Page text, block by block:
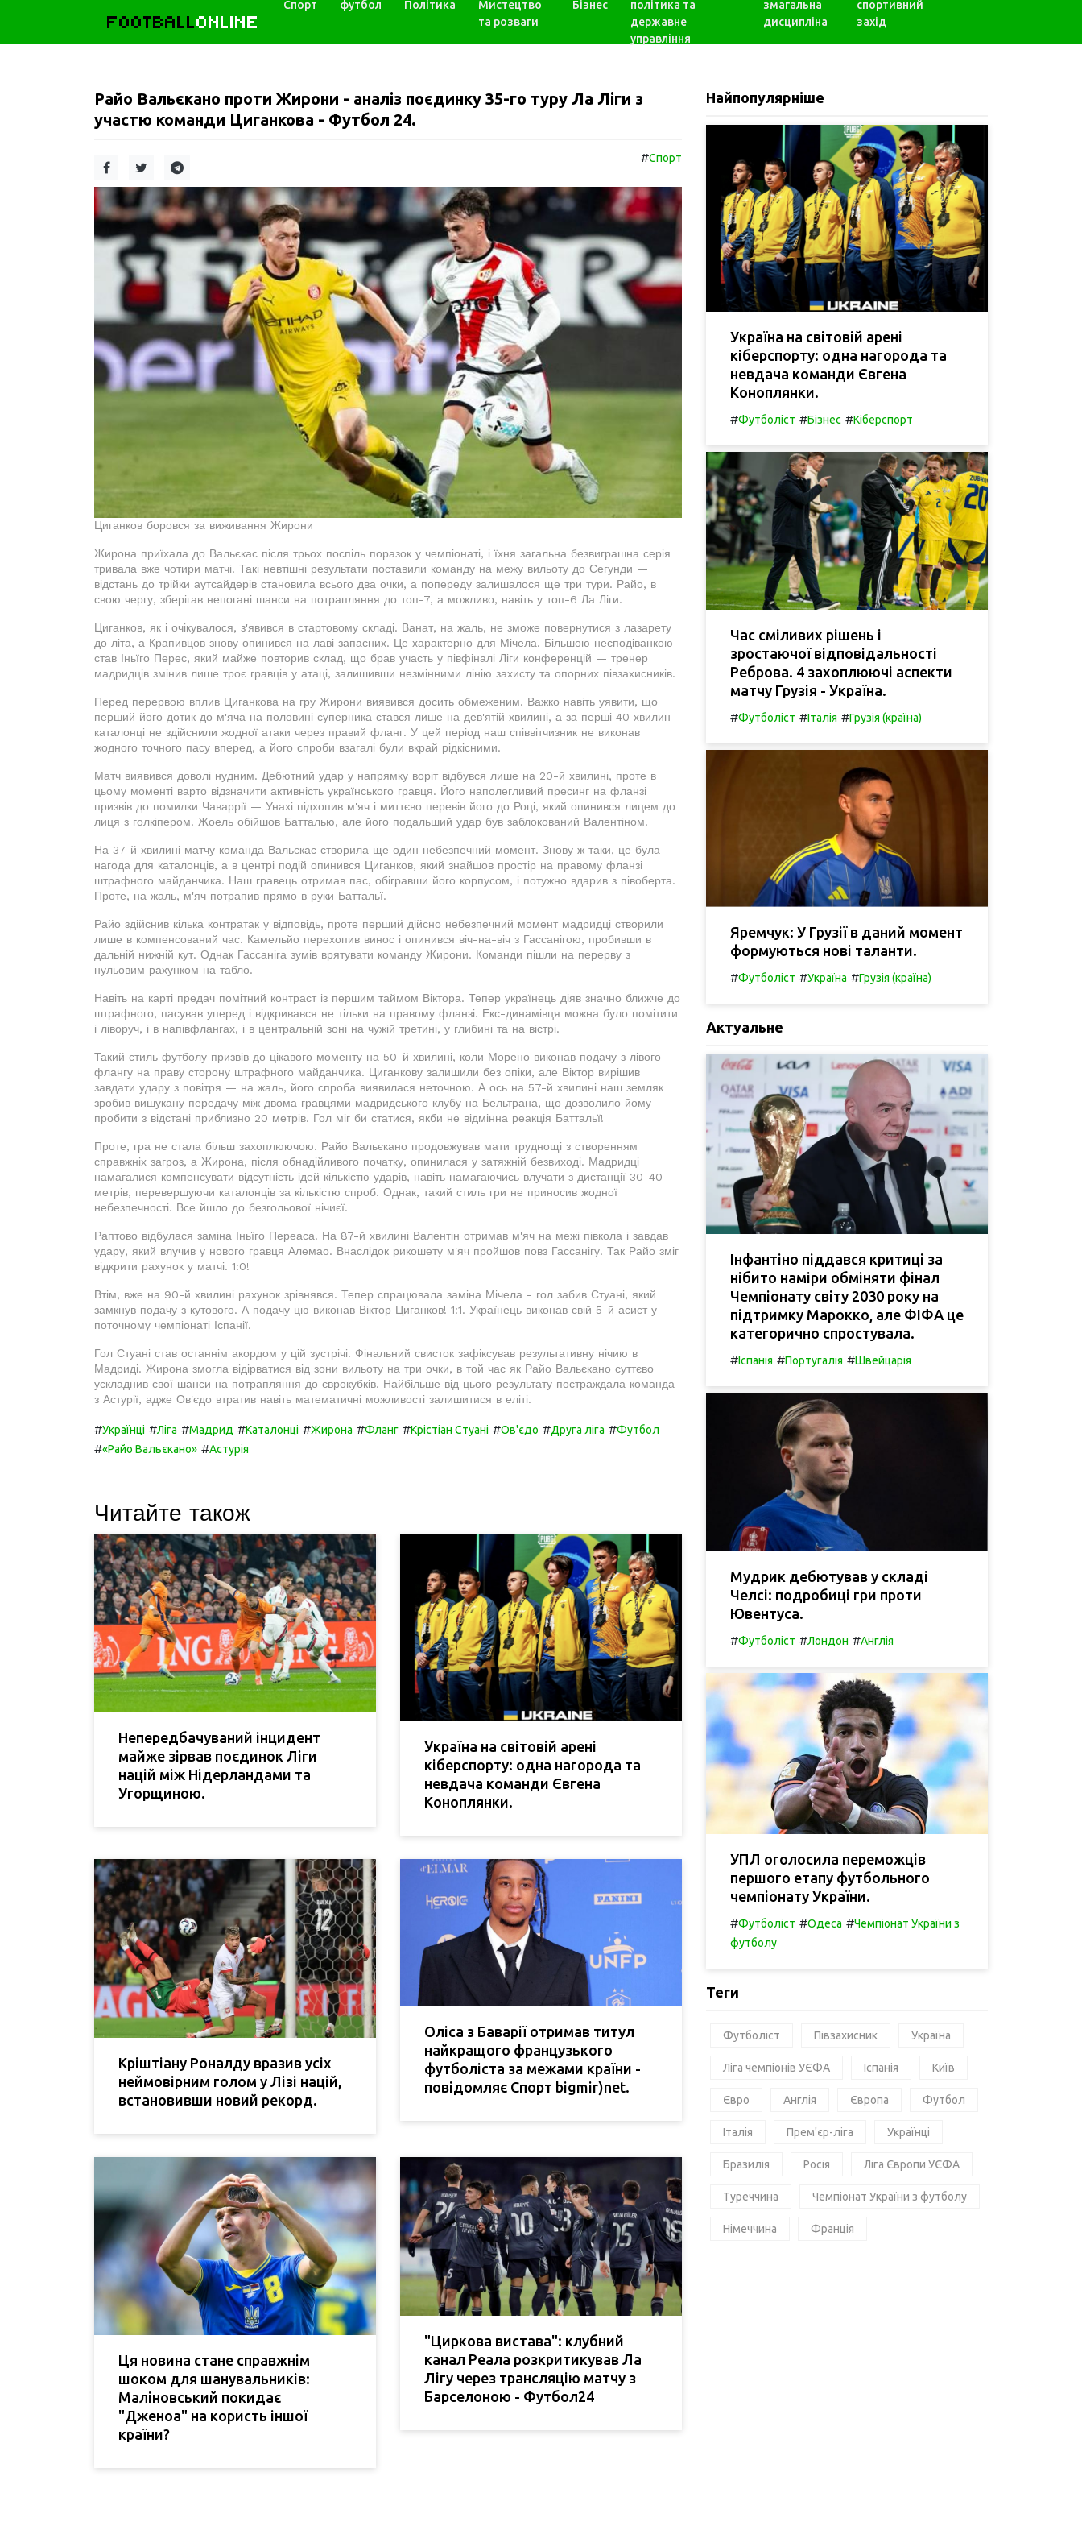
FOOTBALLONLINE
Спорт футбол Політика
Мистецтво
та розваги
Бізнес
політика та
державне
управління
змагальна
дисципліна
спортивний
захід
Райо Вальєкано проти Жирони - аналіз поєдинку 35-го туру Ла Ліги з
участю команди Циганкова - Футбол 24.
#Спорт
Циганков боровся за виживання Жирони
Жирона приїхала до Вальєкас після трьох поспіль поразок у чемпіонаті, і їхня загальна безвиграшна серія
тривала вже чотири матчі. Такі невтішні результати поставили команду на межу вильоту до Сегунди —
відстань до трійки аутсайдерів становила всього два очки, а попереду залишалося ще три тури. Райо, в
свою чергу, зберігав непогані шанси на потрапляння до топ-7, а можливо, навіть у топ-6 Ла Ліги.
Циганков, як і очікувалося, з'явився в стартовому складі. Ванат, на жаль, не зможе повернутися з лазарету
до літа, а Крапивцов знову опинився на лаві запасних. Це характерно для Мічела. Більшою несподіванкою
став Іньїго Перес, який майже повторив склад, що брав участь у півфіналі Ліги конференцій — тренер
мадридців змінив лише троє гравців у атаці, залишивши незмінними лінію захисту та опорних півзахисників.
Перед перервою вплив Циганкова на гру Жирони виявився досить обмеженим. Важко навіть уявити, що
перший його дотик до м'яча на половині суперника стався лише на дев'ятій хвилині, а за перші 40 хвилин
каталонці не здійснили жодної атаки через правий фланг. У цей період наш співвітчизник не виконав
жодного точного пасу вперед, а його спроби взагалі були вкрай рідкісними.
Матч виявився доволі нудним. Дебютний удар у напрямку воріт відбувся лише на 20-й хвилині, проте в
цьому моменті варто відзначити активність українського гравця. Його наполегливий пресинг на фланзі
призвів до помилки Чаваррії — Унахі підхопив м'яч і миттєво перевів його до Році, який опинився лицем до
лиця з голкіпером! Жоель обійшов Батталью, але його подальший удар був заблокований Валентіном.
На 37-й хвилині матчу команда Вальєкас створила ще один небезпечний момент. Знову ж таки, це була
нагода для каталонців, а в центрі подій опинився Циганков, який знайшов простір на правому фланзі
штрафного майданчика. Наш гравець отримав пас, обігравши його корпусом, і потужно вдарив з півоберта.
Проте, на жаль, м'яч потрапив прямо в руки Баттальї.
Райо здійснив кілька контратак у відповідь, проте перший дійсно небезпечний момент мадридці створили
лише в компенсований час. Камельйо перехопив винос і опинився віч-на-віч з Гассанігою, пробивши в
дальній нижній кут. Однак Гассаніга зумів врятувати команду Жирони. Команди пішли на перерву з
нульовим рахунком на табло.
Навіть на карті предач помітний контраст із першим таймом Віктора. Тепер українець діяв значно ближче до
штрафного, пасував уперед і відкривався не тільки на правому фланзі. Екс-динамівця можна було помітити
і ліворуч, і в напівфлангах, і в центральній зоні на чужій третині, у глибині та на вістрі.
Такий стиль футболу призвів до цікавого моменту на 50-й хвилині, коли Морено виконав подачу з лівого
флангу на праву сторону штрафного майданчика. Циганкову залишили без опіки, але Віктор вирішив
завдати удару з повітря — на жаль, його спроба виявилася неточною. А ось на 57-й хвилині наш земляк
зробив вишукану передачу між двома гравцями мадридського клубу на Бельтрана, що дозволило йому
пробити з відстані приблизно 20 метрів. Гол міг би статися, якби не відмінна реакція Баттальї!
Проте, гра не стала більш захоплюючою. Райо Вальєкано продовжував мати труднощі з створенням
справжніх загроз, а Жирона, після обнадійливого початку, опинилася у затяжній безвиході. Мадридці
намагалися компенсувати відсутність ідей кількістю ударів, навіть намагаючись влучати з дистанції 30-40
метрів, перевершуючи каталонців за кількістю спроб. Однак, такий стиль гри не приносив жодної
небезпечності. Все йшло до безгольової нічиєї.
Раптово відбулася заміна Іньїго Переаса. На 87-й хвилині Валентін отримав м'яч на межі півкола і завдав
удару, який влучив у нового гравця Алемао. Внаслідок рикошету м'яч пройшов повз Гассанігу. Так Райо зміг
відкрити рахунок у матчі. 1:0!
Втім, вже на 90-й хвилині рахунок зрівнявся. Тепер спрацювала заміна Мічела - гол забив Стуані, який
замкнув подачу з кутового. А подачу цю виконав Віктор Циганков! 1:1. Українець виконав свій 5-й асист у
поточному чемпіонаті Іспанії.
Гол Стуані став останнім акордом у цій зустрічі. Фінальний свисток зафіксував результативну нічию в
Мадриді. Жирона змогла відірватися від зони вильоту на три очки, в той час як Райо Вальєкано суттєво
ускладнив свої шанси на потрапляння до єврокубків. Найбільше від цього результату постраждала команда
з Астурії, адже Ов'єдо втратив навіть математичні можливості залишитися в еліті.
#Українці #Ліга #Мадрид #Каталонці #Жирона #Фланг #Крістіан Стуані #Ов'єдо #Друга ліга #Футбол
#«Райо Вальєкано» #Астурія
Читайте також
Непередбачуваний інцидент
майже зірвав поєдинок Ліги
націй між Нідерландами та
Угорщиною.
Україна на світовій арені
кіберспорту: одна нагорода та
невдача команди Євгена
Коноплянки.
Кріштіану Роналду вразив усіх
неймовірним голом у Лізі націй,
встановивши новий рекорд.
Оліса з Баварії отримав титул
найкращого французького
футболіста за межами країни -
повідомляє Спорт bigmir)net.
Ця новина стане справжнім
шоком для шанувальників:
Маліновський покидає
"Дженоа" на користь іншої
країни?
"Циркова вистава": клубний
канал Реала розкритикував Ла
Лігу через трансляцію матчу з
Барселоною - Футбол24
Найпопулярніше
Україна на світовій арені
кіберспорту: одна нагорода та
невдача команди Євгена
Коноплянки.
#Футболіст #Бізнес #Кіберспорт
Час сміливих рішень і
зростаючої відповідальності
Реброва. 4 захоплюючі аспекти
матчу Грузія - Україна.
#Футболіст #Італія #Грузія (країна)
Яремчук: У Грузії в даний момент
формуються нові таланти.
#Футболіст #Україна #Грузія (країна)
Актуальне
Інфантіно піддався критиці за
нібито наміри обміняти фінал
Чемпіонату світу 2030 року на
підтримку Марокко, але ФІФА це
категорично спростувала.
#Іспанія #Португалія #Швейцарія
Мудрик дебютував у складі
Челсі: подробиці гри проти
Ювентуса.
#Футболіст #Лондон #Англія
УПЛ оголосила переможців
першого етапу футбольного
чемпіонату України.
#Футболіст #Одеса #Чемпіонат України з
футболу
Теги
Футболіст Півзахисник Україна
Ліга чемпіонів УЄФА Іспанія Київ
Євро Англія Європа Футбол
Італія Прем'єр-ліга Українці
Бразилія Росія Ліга Європи УЄФА
Туреччина Чемпіонат України з футболу
Німеччина Франція